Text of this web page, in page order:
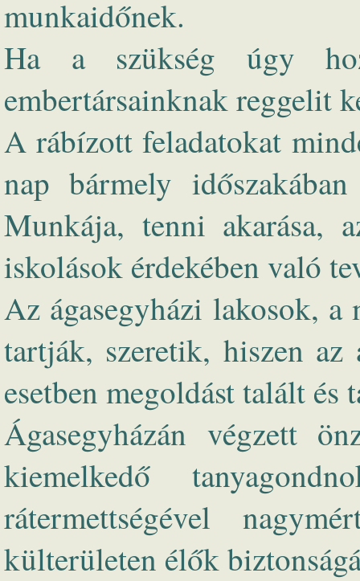
munkaidőnek.
Ha a szükség úgy
embertársainknak reggelit
A rábízott feladatokat
nap bármely
Munkája, tenni akarása,
iskolások érdekében való
Az ágasegyházi lakosok, a
tartják, szeretik, hiszen
esetben megoldást talált és
Ágasegyházán végzett
kiemelkedő
rátermettségével
külterületen élők